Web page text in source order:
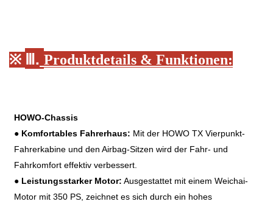
※ Ⅲ. Produktdetails & Funktionen:
HOWO-Chassis
● Komfortables Fahrerhaus: Mit der HOWO TX Vierpunkt-
Fahrerkabine und den Airbag-Sitzen wird der Fahr- und
Fahrkomfort effektiv verbessert.
● Leistungsstarker Motor: Ausgestattet mit einem Weichai-
Motor mit 350 PS, zeichnet es sich durch ein hohes